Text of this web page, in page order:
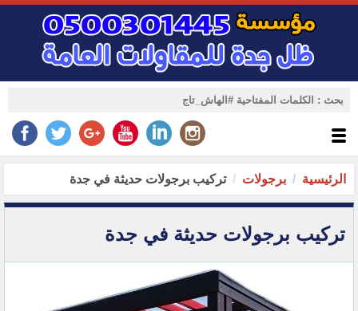
الرئيسية برجولات تركيب برجولات حديثة في جدة
تركيب برجولات حديثة في جدة